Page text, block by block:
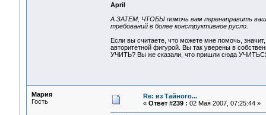
April
А ЗАТЕМ, ЧТОБЫ помочь вам перенаправить
требований в более конструктивное русло.
Если вы считаете, что можете мне помочь,
авторитетной фигурой. Вы так уверены в
УЧИТЬ? Вы же сказали, что пришли сюда
Мария
Гость
Re: из Тайного...
« Ответ #239 : 02 Мая 2007, 07:25:44 »